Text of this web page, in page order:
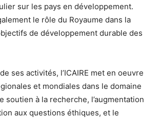
sur les pays en développement.
le rôle du Royaume dans la
de développement durable des
ses activités, l’ICAIRE met en oeuvre
et mondiales dans le domaine
soutien à la recherche, l’augmentation
aux questions éthiques, et le